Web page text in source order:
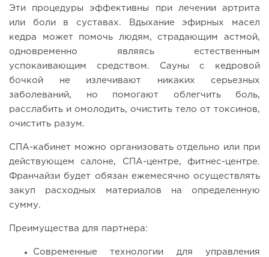
Эти процедуры эффективны при лечении артрита
или боли в суставах. Вдыхание эфирных масел
кедра может помочь людям, страдающим астмой,
одновременно являясь естественным
успокаивающим средством. Сауны с кедровой
бочкой не излечивают никаких серьезных
заболеваний, но помогают облегчить боль,
расслабить и омолодить, очистить тело от токсинов,
очистить разум.
СПА-кабинет можно организовать отдельно или при
действующем салоне, СПА-центре, фитнес-центре.
Франчайзи будет обязан ежемесячно осуществлять
закуп расходных материалов на определенную
сумму.
Преимущества для партнера:
Современные технологии для управления